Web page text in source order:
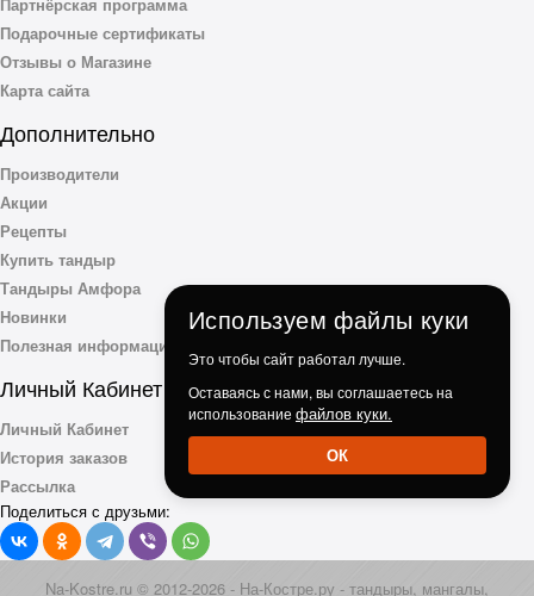
Партнёрская программа
Подарочные сертификаты
Отзывы о Магазине
Карта сайта
Дополнительно
Производители
Акции
Рецепты
Купить тандыр
Тандыры Амфора
Новинки
Полезная информация
Личный Кабинет
Личный Кабинет
История заказов
Рассылка
Поделиться с друзьми:
Na-Kostre.ru © 2012-2026 - На-Костре.ру - тандыры, мангалы,
Используем файлы куки
Это чтобы сайт работал лучше.
Оставаясь с нами, вы соглашаетесь на
использование файлов куки.
ОК